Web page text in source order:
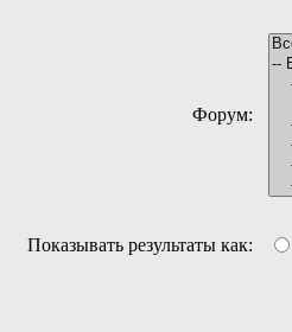
Форум:
Показывать результаты как: